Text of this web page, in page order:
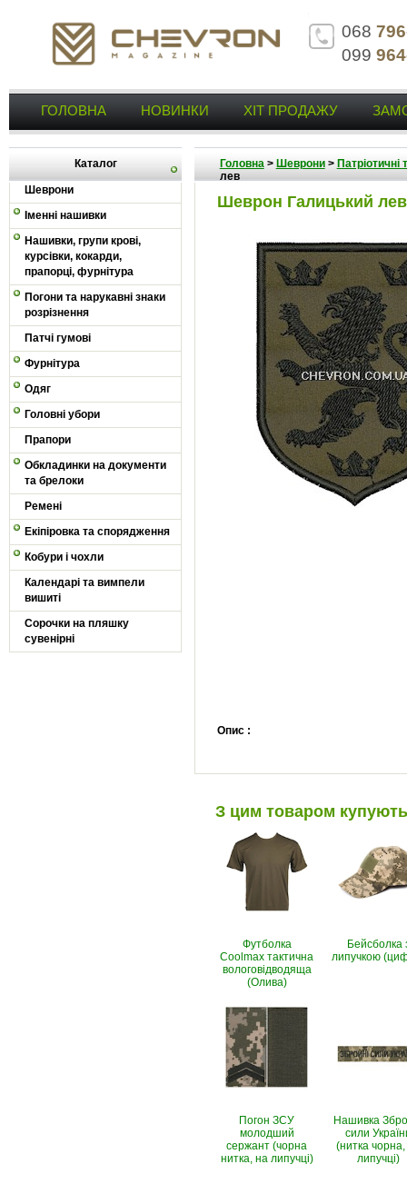
068
099
ГОЛОВНА НОВИНКИ ХІТ ПРОДАЖУ
Каталог
Шеврони
Іменні нашивки
Нашивки, групи крові,
курсівки, кокарди,
прапорці, фурнітура
Погони та нарукавні знаки
розрізнення
Патчі гумові
Фурнітура
Одяг
Головні убори
Прапори
Обкладинки на документи
та брелоки
Ремені
Екіпіровка та спорядження
Кобури і чохли
Календарі та вимпели
вишиті
Сорочки на пляшку
сувенірні
Головна> Шеврони> Патріотичні
лев
Шеврон Галицький лев
Опис :
З цим товаром купують
Футболка
Coolmax тактична
вологовiдводяща
(Олива)
Бейсболка
липучкою
Погон ЗСУ
молодший
сержант (чорна
нитка, на липучці)
Нашивка
сили
(нитка
липучці)